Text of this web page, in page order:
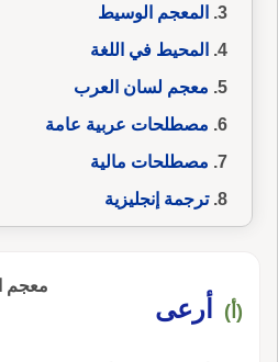
المعجم الوسيط
المحيط في اللغة
معجم لسان العرب
مصطلحات عربية عامة
مصطلحات مالية
ترجمة إنجليزية
معجم
(أ) أرعى